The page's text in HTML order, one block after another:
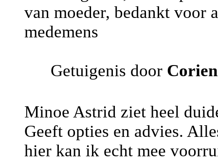
van moeder, bedankt voor
medemens
Getuigenis door Corien
Minoe Astrid ziet heel
Geeft opties en advies.
hier kan ik echt mee